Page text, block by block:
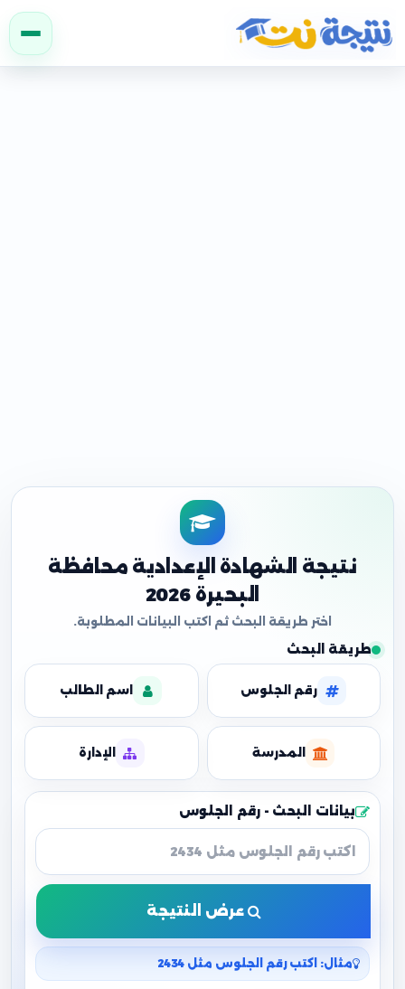
نتيجة نت
نتيجة الشهادة الإعدادية محافظة
البحيرة 2026
طريقة البحث
رقم الجلوس اسم الطالب
المدرسة الإدارة
بيانات البحث - رقم الجلوس
عرض النتيجة
مثال: اكتب رقم الجلوس مثل 2434